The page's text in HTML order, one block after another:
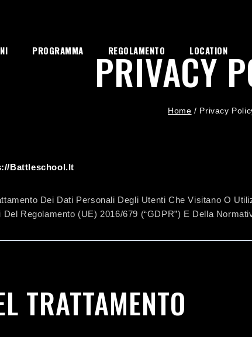
PROGRAMMA REGOLAMENTO LOCATION
PRIVACY
Home / Privacy
battleschool.it
Dei Dati Personali Degli Utenti Che Visitano O
Del Regolamento (UE) 2016/679 (“GDPR”) E Della
TRATTAMENTO